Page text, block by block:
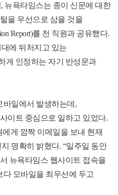
, 뉴욕타임스는 종이 신문에 대한
을 우선으로 삼을 것을
Report)를 전 직원과 공유했다.
에 뒤처지고 있는
게 인정하는 자기 반성문과
일에서 발생하는데 ,
이트 중심으로 일하고 있었다.
에게 깜짝 이메일을 보내 현재
명확히 밝혔다. “일주일 동안
뉴욕타임스 웹사이트 접속을
다 모바일을 최우선에 두고